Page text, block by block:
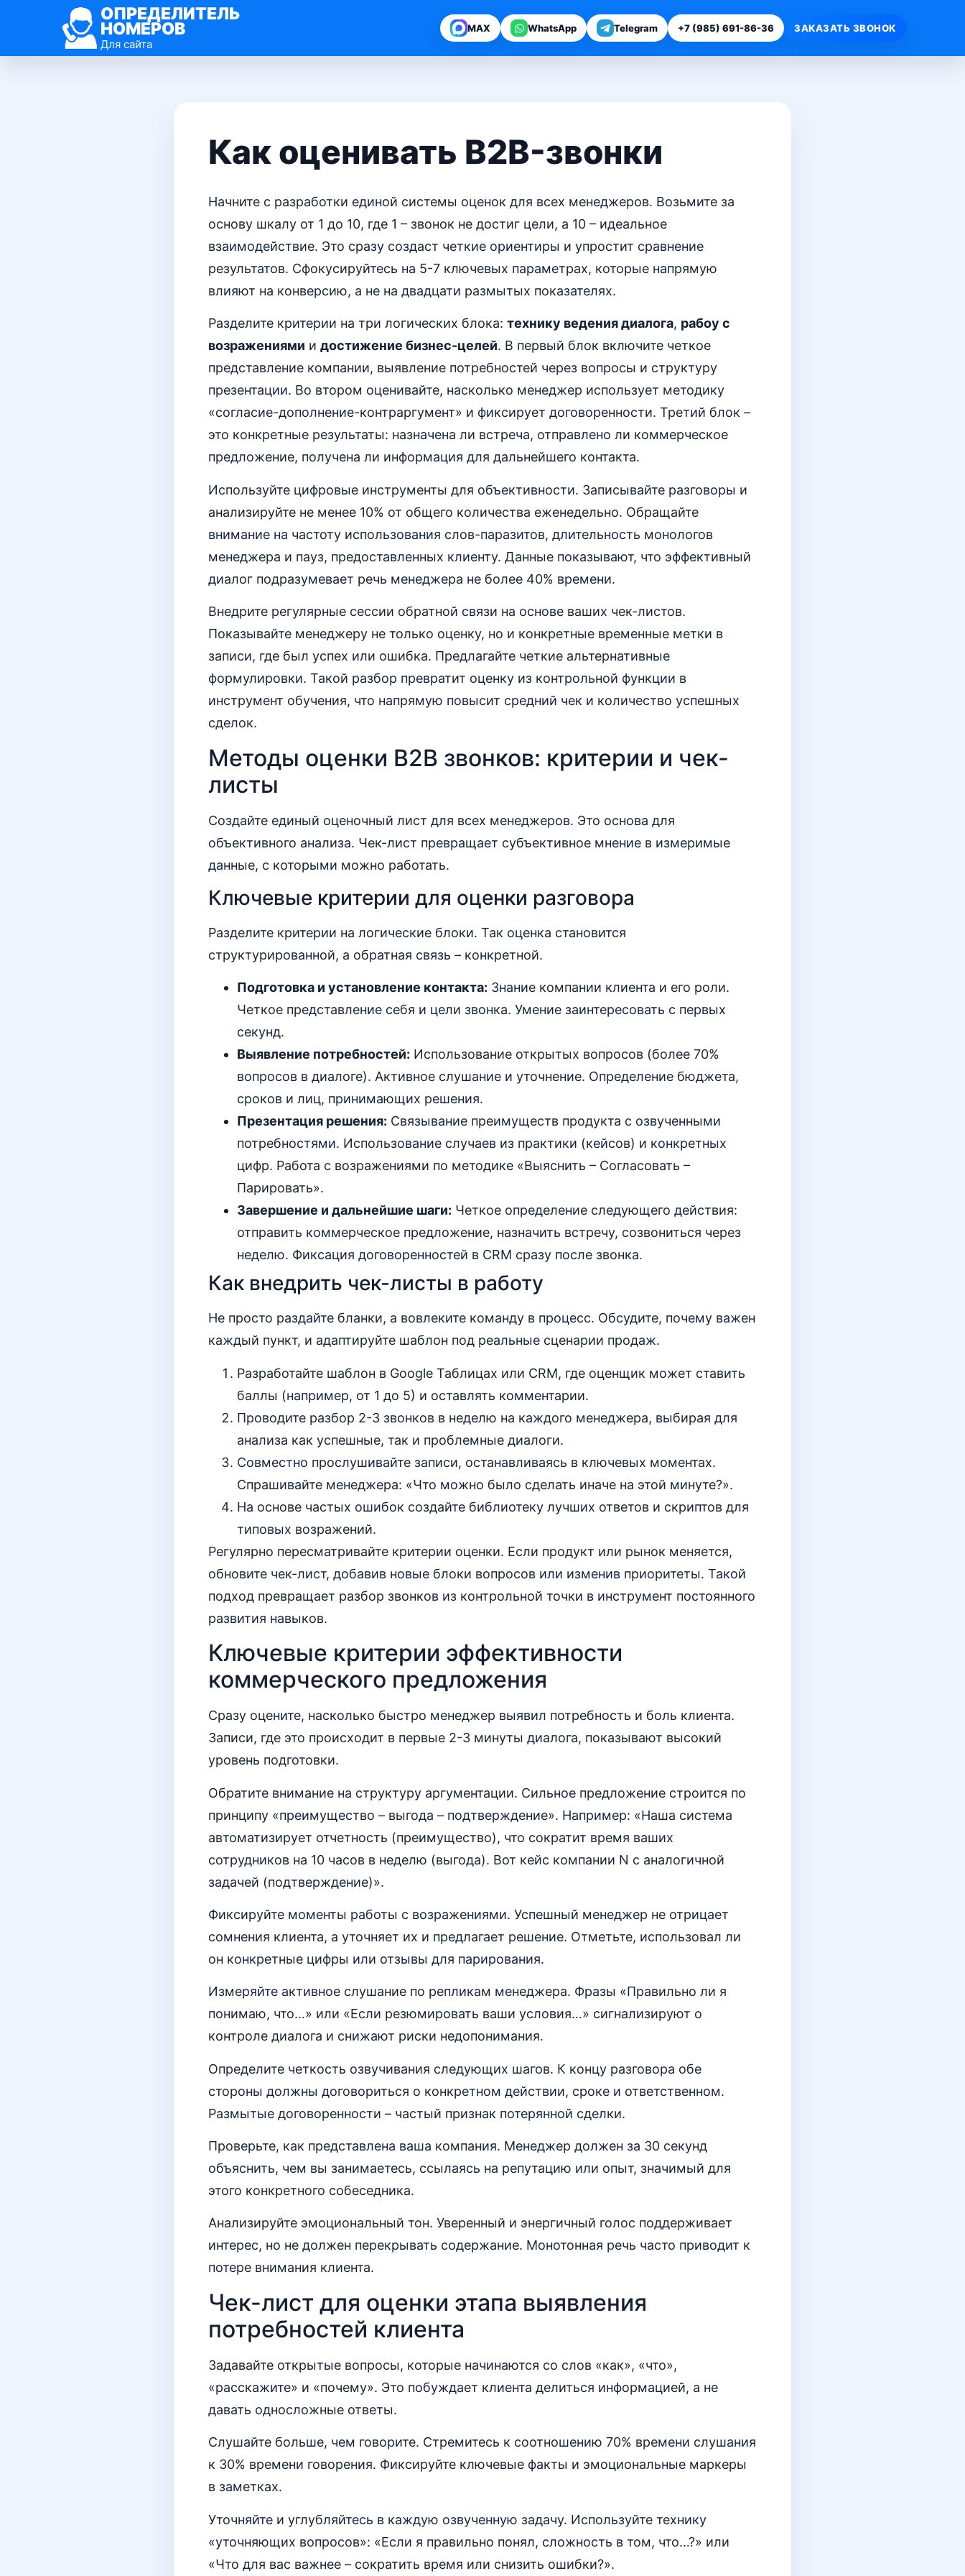
ОПРЕДЕЛИТЕЛЬ
НОМЕРОВ
Для сайта
MAX WhatsApp Telegram +7 (985) 691-86-36 ЗАКАЗАТЬ ЗВОНОК
Как оценивать B2B-звонки
Начните с разработки единой системы оценок для всех менеджеров. Возьмите за
основу шкалу от 1 до 10, где 1 – звонок не достиг цели, а 10 – идеальное
взаимодействие. Это сразу создаст четкие ориентиры и упростит сравнение
результатов. Сфокусируйтесь на 5-7 ключевых параметрах, которые напрямую
влияют на конверсию, а не на двадцати размытых показателях.
Разделите критерии на три логических блока: технику ведения диалога, рабоу с
возражениями и достижение бизнес-целей. В первый блок включите четкое
представление компании, выявление потребностей через вопросы и структуру
презентации. Во втором оценивайте, насколько менеджер использует методику
«согласие-дополнение-контраргумент» и фиксирует договоренности. Третий блок –
это конкретные результаты: назначена ли встреча, отправлено ли коммерческое
предложение, получена ли информация для дальнейшего контакта.
Используйте цифровые инструменты для объективности. Записывайте разговоры и
анализируйте не менее 10% от общего количества еженедельно. Обращайте
внимание на частоту использования слов-паразитов, длительность монологов
менеджера и пауз, предоставленных клиенту. Данные показывают, что эффективный
диалог подразумевает речь менеджера не более 40% времени.
Внедрите регулярные сессии обратной связи на основе ваших чек-листов.
Показывайте менеджеру не только оценку, но и конкретные временные метки в
записи, где был успех или ошибка. Предлагайте четкие альтернативные
формулировки. Такой разбор превратит оценку из контрольной функции в
инструмент обучения, что напрямую повысит средний чек и количество успешных
сделок.
Методы оценки B2B звонков: критерии и чек-
листы
Создайте единый оценочный лист для всех менеджеров. Это основа для
объективного анализа. Чек-лист превращает субъективное мнение в измеримые
данные, с которыми можно работать.
Ключевые критерии для оценки разговора
Разделите критерии на логические блоки. Так оценка становится
структурированной, а обратная связь – конкретной.
Подготовка и установление контакта: Знание компании клиента и его роли.
Четкое представление себя и цели звонка. Умение заинтересовать с первых
секунд.
Выявление потребностей: Использование открытых вопросов (более 70%
вопросов в диалоге). Активное слушание и уточнение. Определение бюджета,
сроков и лиц, принимающих решения.
Презентация решения: Связывание преимуществ продукта с озвученными
потребностями. Использование случаев из практики (кейсов) и конкретных
цифр. Работа с возражениями по методике «Выяснить – Согласовать –
Парировать».
Завершение и дальнейшие шаги: Четкое определение следующего действия:
отправить коммерческое предложение, назначить встречу, созвониться через
неделю. Фиксация договоренностей в CRM сразу после звонка.
Как внедрить чек-листы в работу
Не просто раздайте бланки, а вовлеките команду в процесс. Обсудите, почему важен
каждый пункт, и адаптируйте шаблон под реальные сценарии продаж.
Разработайте шаблон в Google Таблицах или CRM, где оценщик может ставить
баллы (например, от 1 до 5) и оставлять комментарии.
Проводите разбор 2-3 звонков в неделю на каждого менеджера, выбирая для
анализа как успешные, так и проблемные диалоги.
Совместно прослушивайте записи, останавливаясь в ключевых моментах.
Спрашивайте менеджера: «Что можно было сделать иначе на этой минуте?».
На основе частых ошибок создайте библиотеку лучших ответов и скриптов для
типовых возражений.
Регулярно пересматривайте критерии оценки. Если продукт или рынок меняется,
обновите чек-лист, добавив новые блоки вопросов или изменив приоритеты. Такой
подход превращает разбор звонков из контрольной точки в инструмент постоянного
развития навыков.
Ключевые критерии эффективности
коммерческого предложения
Сразу оцените, насколько быстро менеджер выявил потребность и боль клиента.
Записи, где это происходит в первые 2-3 минуты диалога, показывают высокий
уровень подготовки.
Обратите внимание на структуру аргументации. Сильное предложение строится по
принципу «преимущество – выгода – подтверждение». Например: «Наша система
автоматизирует отчетность (преимущество), что сократит время ваших
сотрудников на 10 часов в неделю (выгода). Вот кейс компании N с аналогичной
задачей (подтверждение)».
Фиксируйте моменты работы с возражениями. Успешный менеджер не отрицает
сомнения клиента, а уточняет их и предлагает решение. Отметьте, использовал ли
он конкретные цифры или отзывы для парирования.
Измеряйте активное слушание по репликам менеджера. Фразы «Правильно ли я
понимаю, что…» или «Если резюмировать ваши условия…» сигнализируют о
контроле диалога и снижают риски недопонимания.
Определите четкость озвучивания следующих шагов. К концу разговора обе
стороны должны договориться о конкретном действии, сроке и ответственном.
Размытые договоренности – частый признак потерянной сделки.
Проверьте, как представлена ваша компания. Менеджер должен за 30 секунд
объяснить, чем вы занимаетесь, ссылаясь на репутацию или опыт, значимый для
этого конкретного собеседника.
Анализируйте эмоциональный тон. Уверенный и энергичный голос поддерживает
интерес, но не должен перекрывать содержание. Монотонная речь часто приводит к
потере внимания клиента.
Чек-лист для оценки этапа выявления
потребностей клиента
Задавайте открытые вопросы, которые начинаются со слов «как», «что»,
«расскажите» и «почему». Это побуждает клиента делиться информацией, а не
давать односложные ответы.
Слушайте больше, чем говорите. Стремитесь к соотношению 70% времени слушания
к 30% времени говорения. Фиксируйте ключевые факты и эмоциональные маркеры
в заметках.
Уточняйте и углубляйтесь в каждую озвученную задачу. Используйте технику
«уточняющих вопросов»: «Если я правильно понял, сложность в том, что…?» или
«Что для вас важнее – сократить время или снизить ошибки?».